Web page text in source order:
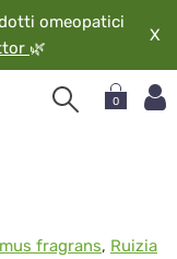
omeopatici
🌿
X
0
fragrans, Ruizia